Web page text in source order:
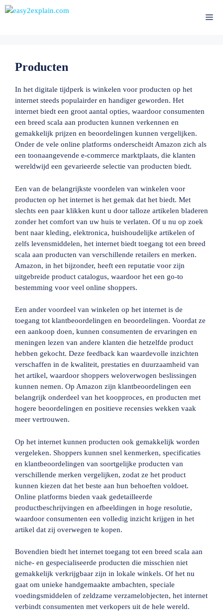
Ga
Producten
In het digitale tijdperk is winkelen voor producten op het
internet steeds populairder en handiger geworden. Het
internet biedt een groot aantal opties, waardoor consumenten
een breed scala aan producten kunnen verkennen en
gemakkelijk prijzen en beoordelingen kunnen vergelijken.
Onder de vele online platforms onderscheidt Amazon zich als
een toonaangevende e-commerce marktplaats, die klanten
wereldwijd een gevarieerde selectie van producten biedt.
Een van de belangrijkste voordelen van winkelen voor
producten op het internet is het gemak dat het biedt. Met
slechts een paar klikken kunt u door talloze artikelen bladeren
zonder het comfort van uw huis te verlaten. Of u nu op zoek
bent naar kleding, elektronica, huishoudelijke artikelen of
zelfs levensmiddelen, het internet biedt toegang tot een breed
scala aan producten van verschillende retailers en merken.
Amazon, in het bijzonder, heeft een reputatie voor zijn
uitgebreide product catalogus, waardoor het een go-to
bestemming voor veel online shoppers.
Een ander voordeel van winkelen op het internet is de
toegang tot klantbeoordelingen en beoordelingen. Voordat ze
een aankoop doen, kunnen consumenten de ervaringen en
meningen lezen van andere klanten die hetzelfde product
hebben gekocht. Deze feedback kan waardevolle inzichten
verschaffen in de kwaliteit, prestaties en duurzaamheid van
het artikel, waardoor shoppers weloverwogen beslissingen
kunnen nemen. Op Amazon zijn klantbeoordelingen een
belangrijk onderdeel van het koopproces, en producten met
hogere beoordelingen en positieve recensies wekken vaak
meer vertrouwen.
Op het internet kunnen producten ook gemakkelijk worden
vergeleken. Shoppers kunnen snel kenmerken, specificaties
en klantbeoordelingen van soortgelijke producten van
verschillende merken vergelijken, zodat ze het product
kunnen kiezen dat het beste aan hun behoeften voldoet.
Online platforms bieden vaak gedetailleerde
productbeschrijvingen en afbeeldingen in hoge resolutie,
waardoor consumenten een volledig inzicht krijgen in het
artikel dat zij overwegen te kopen.
Bovendien biedt het internet toegang tot een breed scala aan
niche- en gespecialiseerde producten die misschien niet
gemakkelijk verkrijgbaar zijn in lokale winkels. Of het nu
gaat om unieke handgemaakte ambachten, speciale
voedingsmiddelen of zeldzame verzamelobjecten, het internet
verbindt consumenten met verkopers uit de hele wereld.